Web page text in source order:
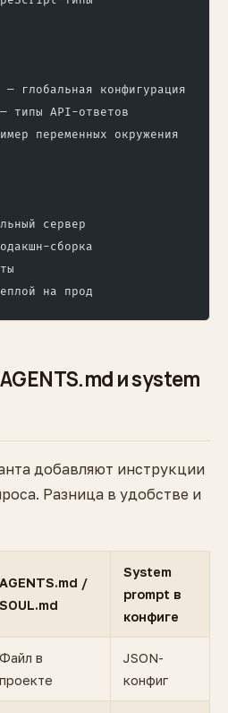
конфигурация
API-ответов
переменных окружения
сервер
сборка
на прод
и system
добавляют инструкции
Разница в удобстве и
AGENTS.md /
SOUL.md
System
prompt в
конфиге
Файл в
проекте
JSON-
конфиг